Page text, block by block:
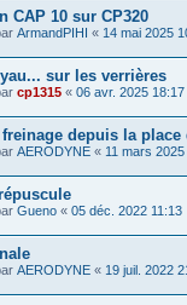
CAP 10 sur CP320
ArmandPIHI « 14 mai 2025
sur les verrières
cp1315 « 06 avr. 2025 18:17
depuis la place
AERODYNE « 11 mars
Gueno « 05 déc. 2022 11:13
AERODYNE « 19 juil. 2022